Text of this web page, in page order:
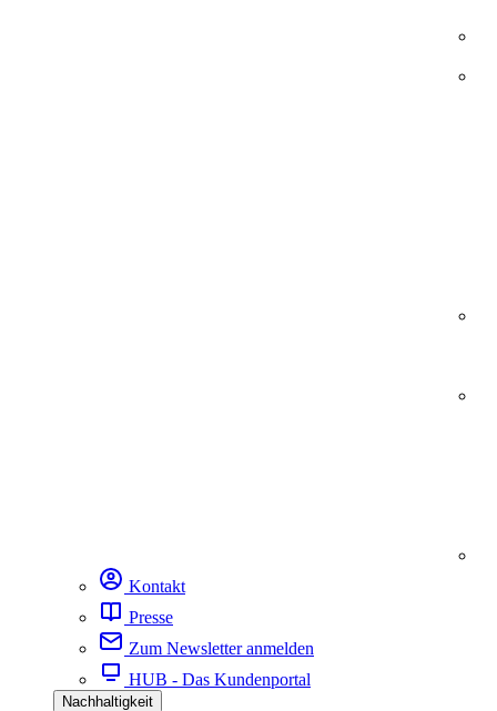
Kontakt
Presse
Zum Newsletter anmelden
HUB - Das Kundenportal
Nachhaltigkeit